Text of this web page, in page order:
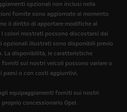
opzionali non inclusi nella
fornite sono aggiornate al momento
il diritto di apportare modifiche al
colori mostrati possono discostarsi dai
opzionali illustrati sono disponibili previo
La disponibilità, le caratteristiche
sui nostri veicoli possono variare o
paesi o con costi aggiuntivi.
equipaggiamenti forniti sui nostri
concessionario Opel.